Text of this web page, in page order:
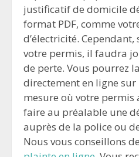
justificatif de domicile
format PDF, comme
d’électricité. Cependant,
votre permis, il faudra
de perte. Vous pourrez
directement en ligne sur
mesure où votre permis
faire au préalable une
auprès de la police ou
Nous vous conseillons